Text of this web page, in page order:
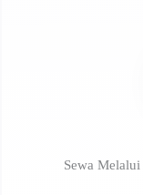
Sewa